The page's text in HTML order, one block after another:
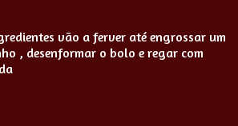
vão a ferver até engrossar um
, desenformar o bolo e regar com